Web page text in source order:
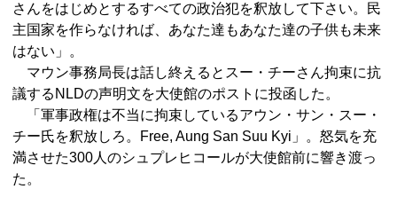
さんをはじめとするすべての政治犯を釈放して下さい。民
主国家を作らなければ、あなた達もあなた達の子供も未来
はない」。
マウン事務局長は話し終えるとスー・チーさん拘束に抗
議するNLDの声明文を大使館のポストに投函した。
「軍事政権は不当に拘束しているアウン・サン・スー・
チー氏を釈放しろ。Free, Aung San Suu Kyi」。怒気を充
満させた300人のシュプレヒコールが大使館前に響き渡っ
た。